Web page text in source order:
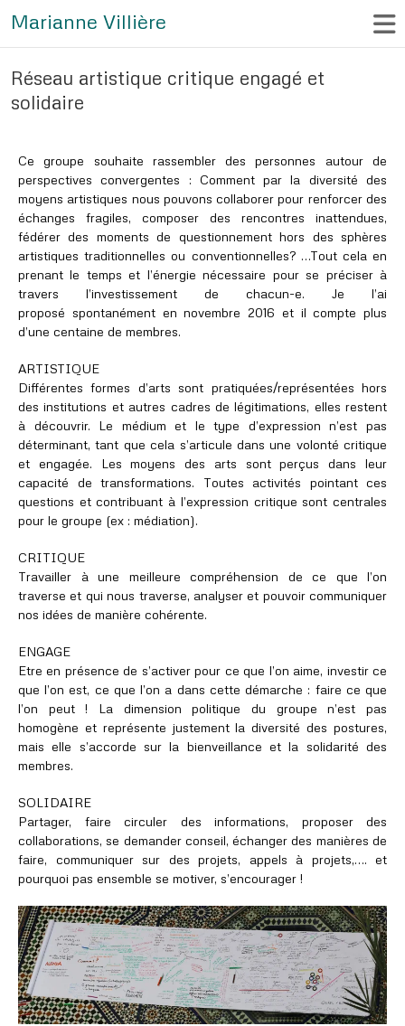
Marianne Villière
Réseau artistique critique engagé et
solidaire
Ce groupe souhaite rassembler des personnes autour de
perspectives convergentes : Comment par la diversité des
moyens artistiques nous pouvons collaborer pour renforcer des
échanges fragiles, composer des rencontres inattendues,
fédérer des moments de questionnement hors des sphères
artistiques traditionnelles ou conventionnelles? …Tout cela en
prenant le temps et l’énergie nécessaire pour se préciser à
travers l’investissement de chacun-e. Je l’ai
proposé spontanément en novembre 2016 et il compte plus
d’une centaine de membres.
ARTISTIQUE
Différentes formes d’arts sont pratiquées/représentées hors
des institutions et autres cadres de légitimations, elles restent
à découvrir. Le médium et le type d’expression n’est pas
déterminant, tant que cela s’articule dans une volonté critique
et engagée. Les moyens des arts sont perçus dans leur
capacité de transformations. Toutes activités pointant ces
questions et contribuant à l’expression critique sont centrales
pour le groupe (ex : médiation).
CRITIQUE
Travailler à une meilleure compréhension de ce que l’on
traverse et qui nous traverse, analyser et pouvoir communiquer
nos idées de manière cohérente.
ENGAGE
Etre en présence de s’activer pour ce que l’on aime, investir ce
que l’on est, ce que l’on a dans cette démarche : faire ce que
l’on peut ! La dimension politique du groupe n’est pas
homogène et représente justement la diversité des postures,
mais elle s’accorde sur la bienveillance et la solidarité des
membres.
SOLIDAIRE
Partager, faire circuler des informations, proposer des
collaborations, se demander conseil, échanger des manières de
faire, communiquer sur des projets, appels à projets,…. et
pourquoi pas ensemble se motiver, s’encourager !